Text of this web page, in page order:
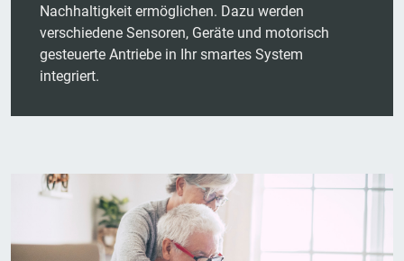
Nachhaltigkeit ermöglichen. Dazu werden
verschiedene Sensoren, Geräte und motorisch
gesteuerte Antriebe in Ihr smartes System
integriert.